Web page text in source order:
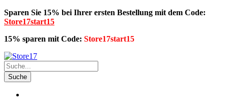
Sparen Sie 15% bei Ihrer ersten Bestellung mit dem Code:
Store17start15
15% sparen mit Code: Store17start15
Suche